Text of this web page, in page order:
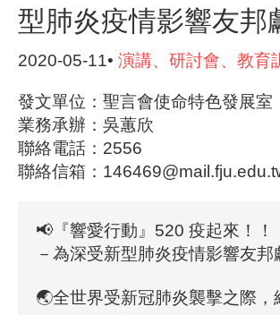
型肺炎疫情影響友邦
2020-05-11• 演講、研討會、教育
發文單位：聖言會使命特色發展室
業務承辦：吳蕙欣
聯絡電話：2556
聯絡信箱：
📢『響愛行動』520 疫起來！！
－為深受新型肺炎疫情影響友邦
🌏全世界受新冠肺炎襲擊之際